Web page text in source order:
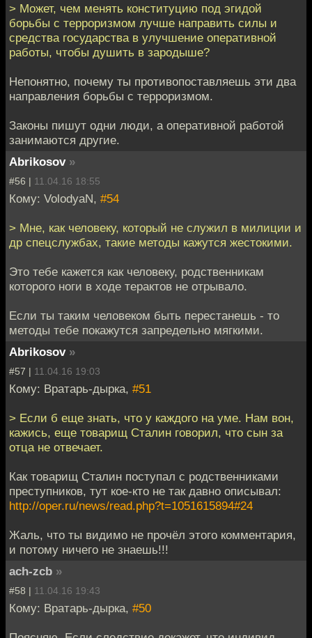
> Может, чем менять конституцию под эгидой
борьбы с терроризмом лучше направить силы и
средства государства в улучшение оперативной
работы, чтобы душить в зародыше?
Непонятно, почему ты противопоставляешь эти два
направления борьбы с терроризмом.
Законы пишут одни люди, а оперативной работой
занимаются другие.
Abrikosov »
#56 | 11.04.16 18:55
Кому: VolodyaN, #54
> Мне, как человеку, который не служил в милиции и
др спецслужбах, такие методы кажутся жестокими.
Это тебе кажется как человеку, родственникам
которого ноги в ходе терактов не отрывало.
Если ты таким человеком быть перестанешь - то
методы тебе покажутся запредельно мягкими.
Abrikosov »
#57 | 11.04.16 19:03
Кому: Вратарь-дырка, #51
> Если б еще знать, что у каждого на уме. Нам вон,
кажись, еще товарищ Сталин говорил, что сын за
отца не отвечает.
Как товарищ Сталин поступал с родственниками
преступников, тут кое-кто не так давно описывал:
http://oper.ru/news/read.php?t=1051615894#24
Жаль, что ты видимо не прочёл этого комментария,
и потому ничего не знаешь!!!
ach-zcb »
#58 | 11.04.16 19:43
Кому: Вратарь-дырка, #50